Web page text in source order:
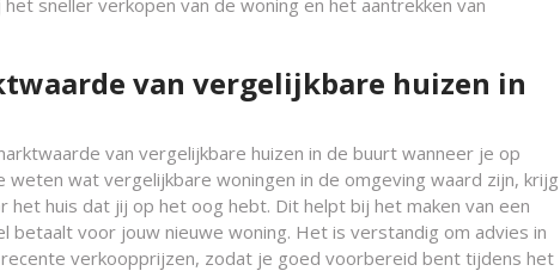
sneller verkopen van de woning en het aantrekken van
van vergelijkbare huizen in
van vergelijkbare huizen in de buurt wanneer je op
wat vergelijkbare woningen in de omgeving waard zijn, krijg
huis dat jij op het oog hebt. Dit helpt bij het maken van een
voor jouw nieuwe woning. Het is verstandig om advies in
verkoopprijzen, zodat je goed voorbereid bent tijdens het